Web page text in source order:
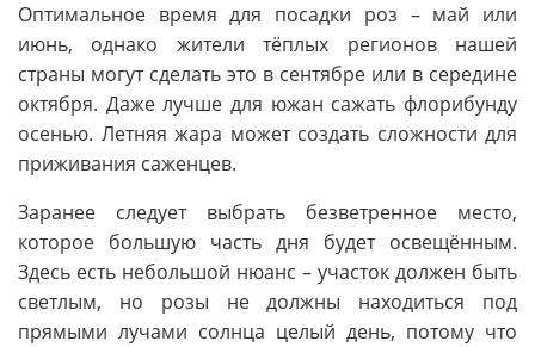
Оптимальное время для посадки роз – май или
июнь, однако жители тёплых регионов нашей
страны могут сделать это в сентябре или в середине
октября. Даже лучше для южан сажать флорибунду
осенью. Летняя жара может создать сложности для
приживания саженцев.
Заранее следует выбрать безветренное место,
которое большую часть дня будет освещённым.
Здесь есть небольшой нюанс – участок должен быть
светлым, но розы не должны находиться под
прямыми лучами солнца целый день, потому что